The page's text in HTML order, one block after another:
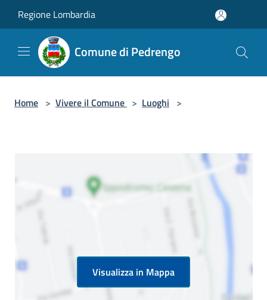
Regione Lombardia
Comune di Pedrengo
Home > Vivere il Comune > Luoghi >
Visualizza in Mappa